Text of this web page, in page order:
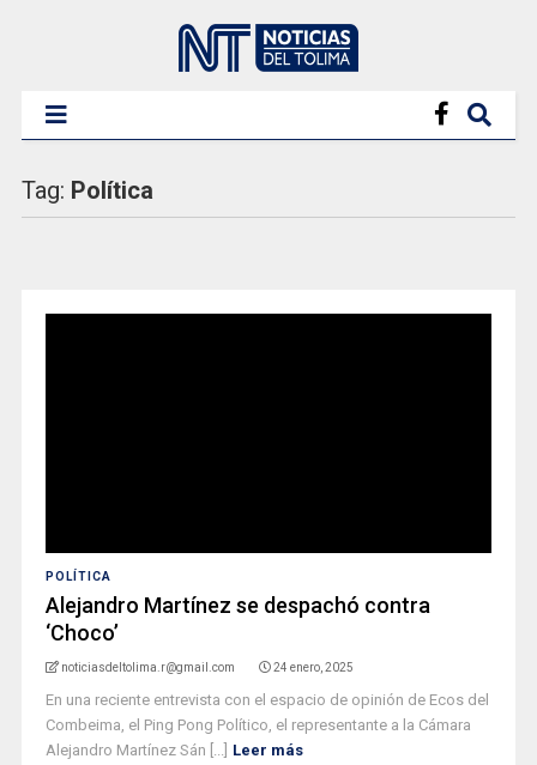
Tag: Política
POLÍTICA
Alejandro Martínez se despachó contra
‘Choco’
noticiasdeltolima.r@gmail.com 24 enero, 2025
En una reciente entrevista con el espacio de opinión de Ecos del
Combeima, el Ping Pong Político, el representante a la Cámara
Alejandro Martínez Sán [...] Leer más